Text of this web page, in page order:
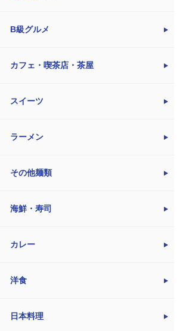
B級グルメ
カフェ・喫茶店・茶屋
スイーツ
ラーメン
その他麺類
海鮮・寿司
カレー
洋食
日本料理